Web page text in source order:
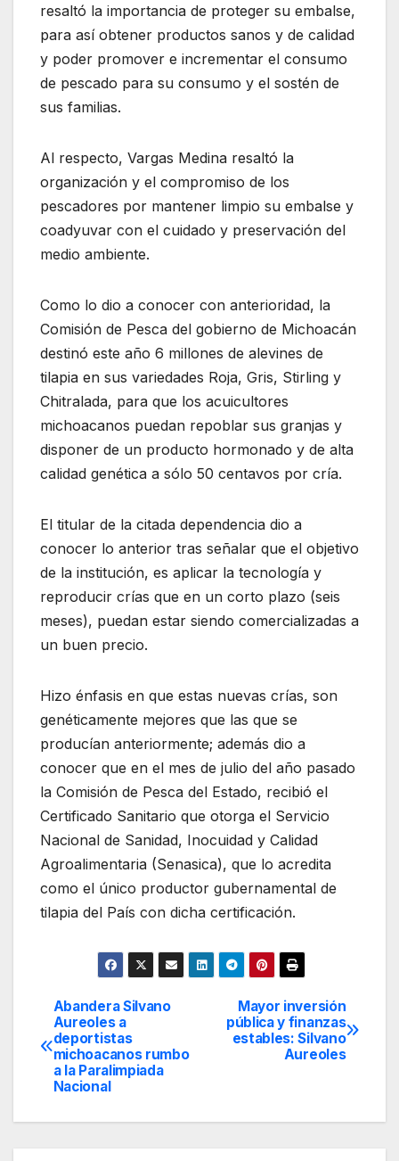
resaltó la importancia de proteger su embalse,
para así obtener productos sanos y de calidad
y poder promover e incrementar el consumo
de pescado para su consumo y el sostén de
sus familias.
Al respecto, Vargas Medina resaltó la
organización y el compromiso de los
pescadores por mantener limpio su embalse y
coadyuvar con el cuidado y preservación del
medio ambiente.
Como lo dio a conocer con anterioridad, la
Comisión de Pesca del gobierno de Michoacán
destinó este año 6 millones de alevines de
tilapia en sus variedades Roja, Gris, Stirling y
Chitralada, para que los acuicultores
michoacanos puedan repoblar sus granjas y
disponer de un producto hormonado y de alta
calidad genética a sólo 50 centavos por cría.
El titular de la citada dependencia dio a
conocer lo anterior tras señalar que el objetivo
de la institución, es aplicar la tecnología y
reproducir crías que en un corto plazo (seis
meses), puedan estar siendo comercializadas a
un buen precio.
Hizo énfasis en que estas nuevas crías, son
genéticamente mejores que las que se
producían anteriormente; además dio a
conocer que en el mes de julio del año pasado
la Comisión de Pesca del Estado, recibió el
Certificado Sanitario que otorga el Servicio
Nacional de Sanidad, Inocuidad y Calidad
Agroalimentaria (Senasica), que lo acredita
como el único productor gubernamental de
tilapia del País con dicha certificación.
Navegación
de
entradas
Mayor inversión
pública y finanzas
estables: Silvano
Aureoles
Abandera Silvano
Aureoles a
deportistas
michoacanos rumbo
a la Paralimpiada
Nacional